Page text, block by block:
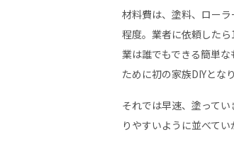
材料費は、塗料、ロー
程度。業者に依頼した
業は誰でもできる簡単
ために初の家族DIYとな
それでは早速、塗って
りやすいように並べてい